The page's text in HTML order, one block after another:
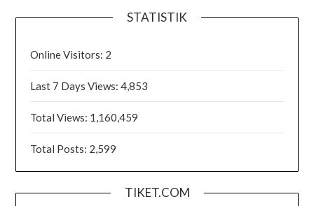
STATISTIK
Online Visitors: 2
Last 7 Days Views:4,853
Total Views: 1,160,459
Total Posts: 2,599
TIKET.COM